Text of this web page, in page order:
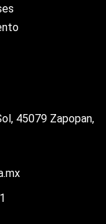
45079 Zapopan,